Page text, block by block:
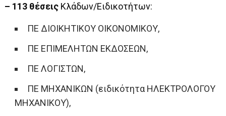
– 113 θέσεις Κλάδων/Ειδικοτήτων:
ΠΕ ΔΙΟΙΚΗΤΙΚΟΥ ΟΙΚΟΝΟΜΙΚΟΥ,
ΠΕ ΕΠΙΜΕΛΗΤΩΝ ΕΚΔΟΣΕΩΝ,
ΠΕ ΛΟΓΙΣΤΩΝ,
ΠΕ ΜΗΧΑΝΙΚΩΝ (ειδικότητα ΗΛΕΚΤΡΟΛΟΓΟΥ
ΜΗΧΑΝΙΚΟΥ),